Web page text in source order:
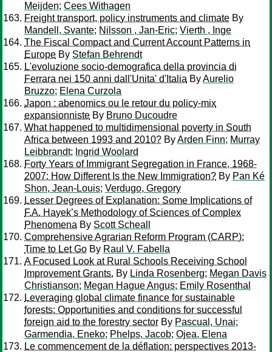
Meijden; Cees Withagen
Freight transport, policy instruments and climate By
Mandell, Svante; Nilsson , Jan-Eric; Vierth , Inge
The Fiscal Compact and Current Account Patterns in
Europe By Stefan Behrendt
L'evoluzione socio-demografica della provincia di
Ferrara nei 150 anni dall'Unita' d'Italia ByAurelio
Bruzzo; Elena Curzola
Japon : abenomics ou le retour du policy-mix
expansionniste By Bruno Ducoudre
What happened to multidimensional poverty in South
Africa between 1993 and 2010? ByArden Finn; Murray
Leibbrandt; Ingrid Woolard
Forty Years of Immigrant Segregation in France, 1968-
2007: How Different Is the New Immigration? By Pan Ké
Shon, Jean-Louis; Verdugo, Gregory
Lesser Degrees of Explanation: Some Implications of
F.A. Hayek’s Methodology of Sciences of Complex
Phenomena By Scott Scheall
Comprehensive Agrarian Reform Program (CARP):
Time to Let Go By Raul V. Fabella
A Focused Look at Rural Schools Receiving School
Improvement Grants. By Linda Rosenberg; Megan Davis
Christianson; Megan Hague Angus; Emily Rosenthal
Leveraging global climate finance for sustainable
forests: Opportunities and conditions for successful
foreign aid to the forestry sector By Pascual, Unai;
Garmendia, Eneko; Phelps, Jacob; Ojea, Elena
Le commencement de la déflation: perspectives 2013-